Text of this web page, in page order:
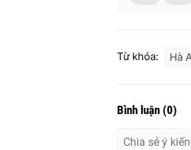
Từ khóa: Hà
Bình luận (0)